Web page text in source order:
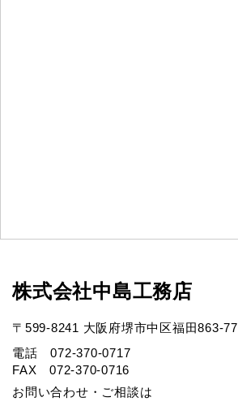
株式会社中島工務店
〒599-8241 大阪府堺市中区福田863-77
電話 072-370-0717
FAX 072-370-0716
お問い合わせ・ご相談は